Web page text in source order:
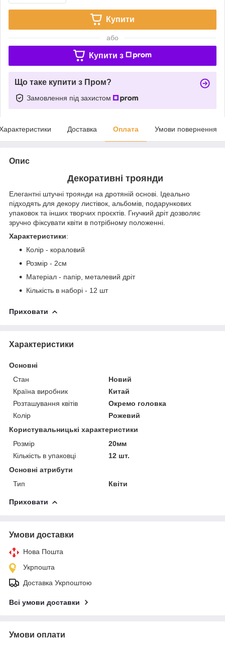
Купити
або
Купити з
Що таке купити з Пром?
Замовлення під захистом
Доставка Оплата Умови повернення
Опис
Декоративні троянди
Елегантні штучні троянди на дротяній основі. Ідеально
підходять для декору листівок, альбомів, подарункових
упаковок та інших творчих проєктів. Гнучкий дріт дозволяє
зручно фіксувати квіти в потрібному положенні.
Характеристики:
Колір - кораловий
Розмір - 2см
Матеріал - папір, металевий дріт
Кількість в наборі - 12 шт
Приховати
Характеристики
Основні
Стан
Новий
Країна виробник
Китай
Розташування квітів
Окремо головка
Колір
Рожевий
Користувальницькі характеристики
Розмір
20мм
Кількість в упаковці
12 шт.
Основні атрибути
Тип
Квіти
Приховати
Умови доставки
Нова Пошта
Укрпошта
Доставка Укрпоштою
Всі умови доставки
Умови оплати